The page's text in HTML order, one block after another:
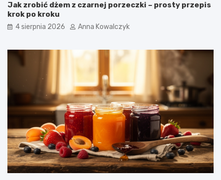
Jak zrobić dżem z czarnej porzeczki – prosty przepis
krok po kroku
4 sierpnia 2026 Anna Kowalczyk